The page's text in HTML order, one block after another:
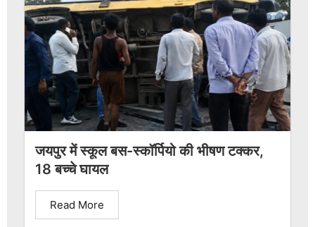
जयपुर में स्कूल बस-स्कॉर्पियो की भीषण टक्कर,
18 बच्चे घायल
Read More